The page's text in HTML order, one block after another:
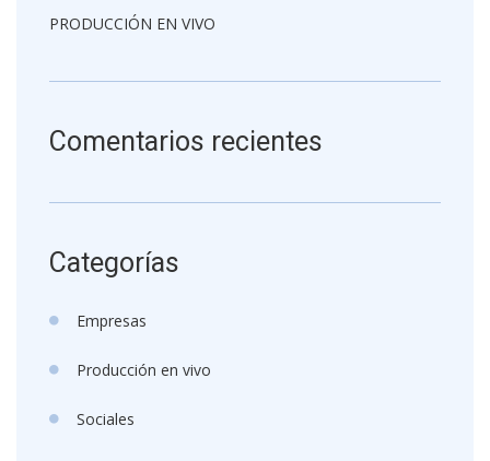
PRODUCCIÓN EN VIVO
Comentarios recientes
Categorías
Empresas
Producción en vivo
Sociales